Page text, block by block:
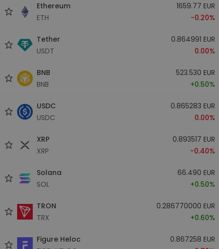
Ethereum
ETH
1659.77 EUR
-0.20%
Tether
USDT
0.864991 EUR
0.00%
BNB
BNB
523.530 EUR
+0.50%
USDC
USDC
0.865283 EUR
0.00%
XRP
XRP
0.893517 EUR
-0.40%
Solana
SOL
66.490 EUR
+0.50%
TRON
TRX
0.286770000 EUR
+0.60%
Figure Heloc
0.867258 EUR